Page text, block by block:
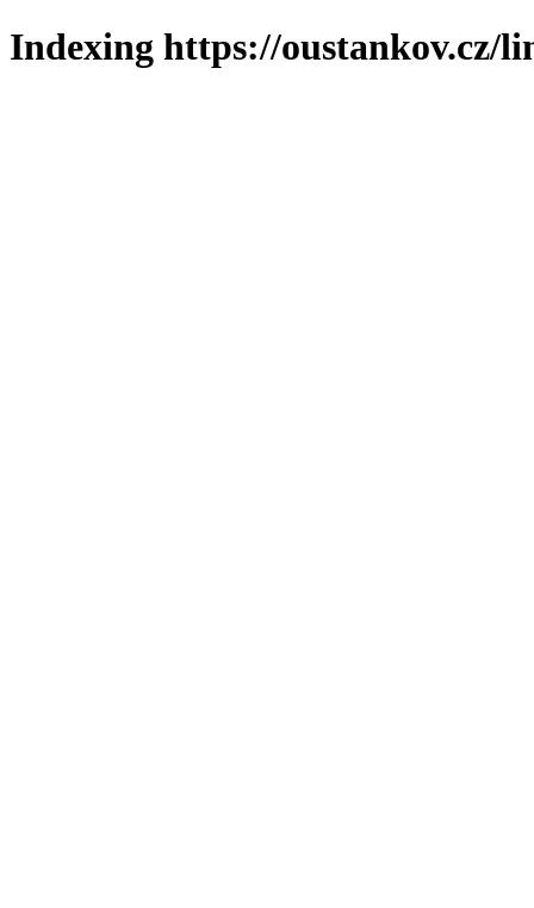
Indexing https://oustankov.cz/